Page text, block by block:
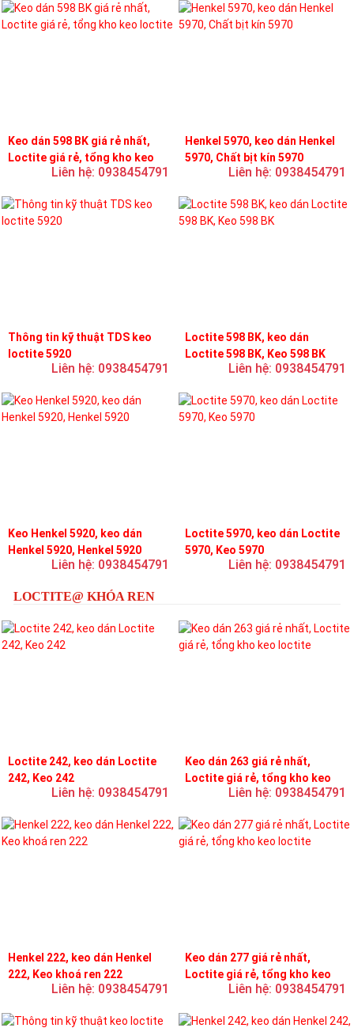
Keo dán 598 BK giá rẻ nhất,
Loctite giá rẻ, tổng kho keo
Liên hệ: 0938454791
Henkel 5970, keo dán Henkel
5970, Chất bịt kín 5970
Liên hệ: 0938454791
Thông tin kỹ thuật TDS keo
loctite 5920
Liên hệ: 0938454791
Loctite 598 BK, keo dán
Loctite 598 BK, Keo 598 BK
Liên hệ: 0938454791
Keo Henkel 5920, keo dán
Henkel 5920, Henkel 5920
Liên hệ: 0938454791
Loctite 5970, keo dán Loctite
5970, Keo 5970
Liên hệ: 0938454791
LOCTITE@ KHÓA REN
Loctite 242, keo dán Loctite
242, Keo 242
Liên hệ: 0938454791
Keo dán 263 giá rẻ nhất,
Loctite giá rẻ, tổng kho keo
Liên hệ: 0938454791
Henkel 222, keo dán Henkel
222, Keo khoá ren 222
Liên hệ: 0938454791
Keo dán 277 giá rẻ nhất,
Loctite giá rẻ, tổng kho keo
Liên hệ: 0938454791